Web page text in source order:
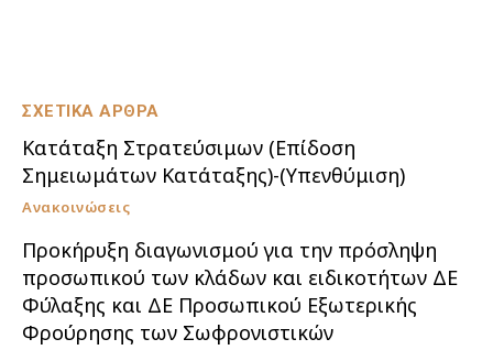
ΣΧΕΤΙΚΑ ΑΡΘΡΑ
Κατάταξη Στρατεύσιμων (Επίδοση
Σημειωμάτων Κατάταξης)-(Υπενθύμιση)
Ανακοινώσεις
Προκήρυξη διαγωνισμού για την πρόσληψη
προσωπικού των κλάδων και ειδικοτήτων ΔΕ
Φύλαξης και ΔΕ Προσωπικού Εξωτερικής
Φρούρησης των Σωφρονιστικών